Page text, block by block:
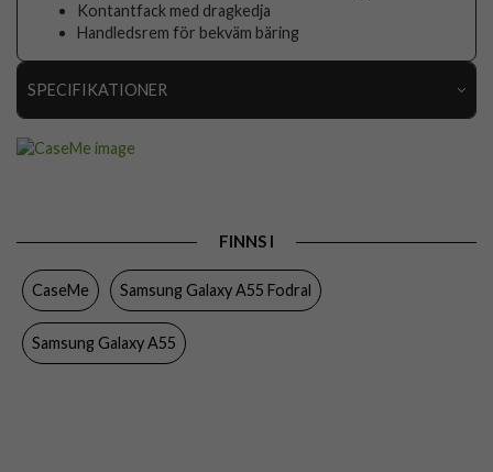
Kontantfack med dragkedja
Handledsrem för bekväm bäring
SPECIFIKATIONER
Dragkedja, Handrem, Kortfack, Löstagbart skal
Färg
Varumärke
FINNS I
CaseMe Samsung Galaxy A55 Fodral
Samsung Galaxy A55